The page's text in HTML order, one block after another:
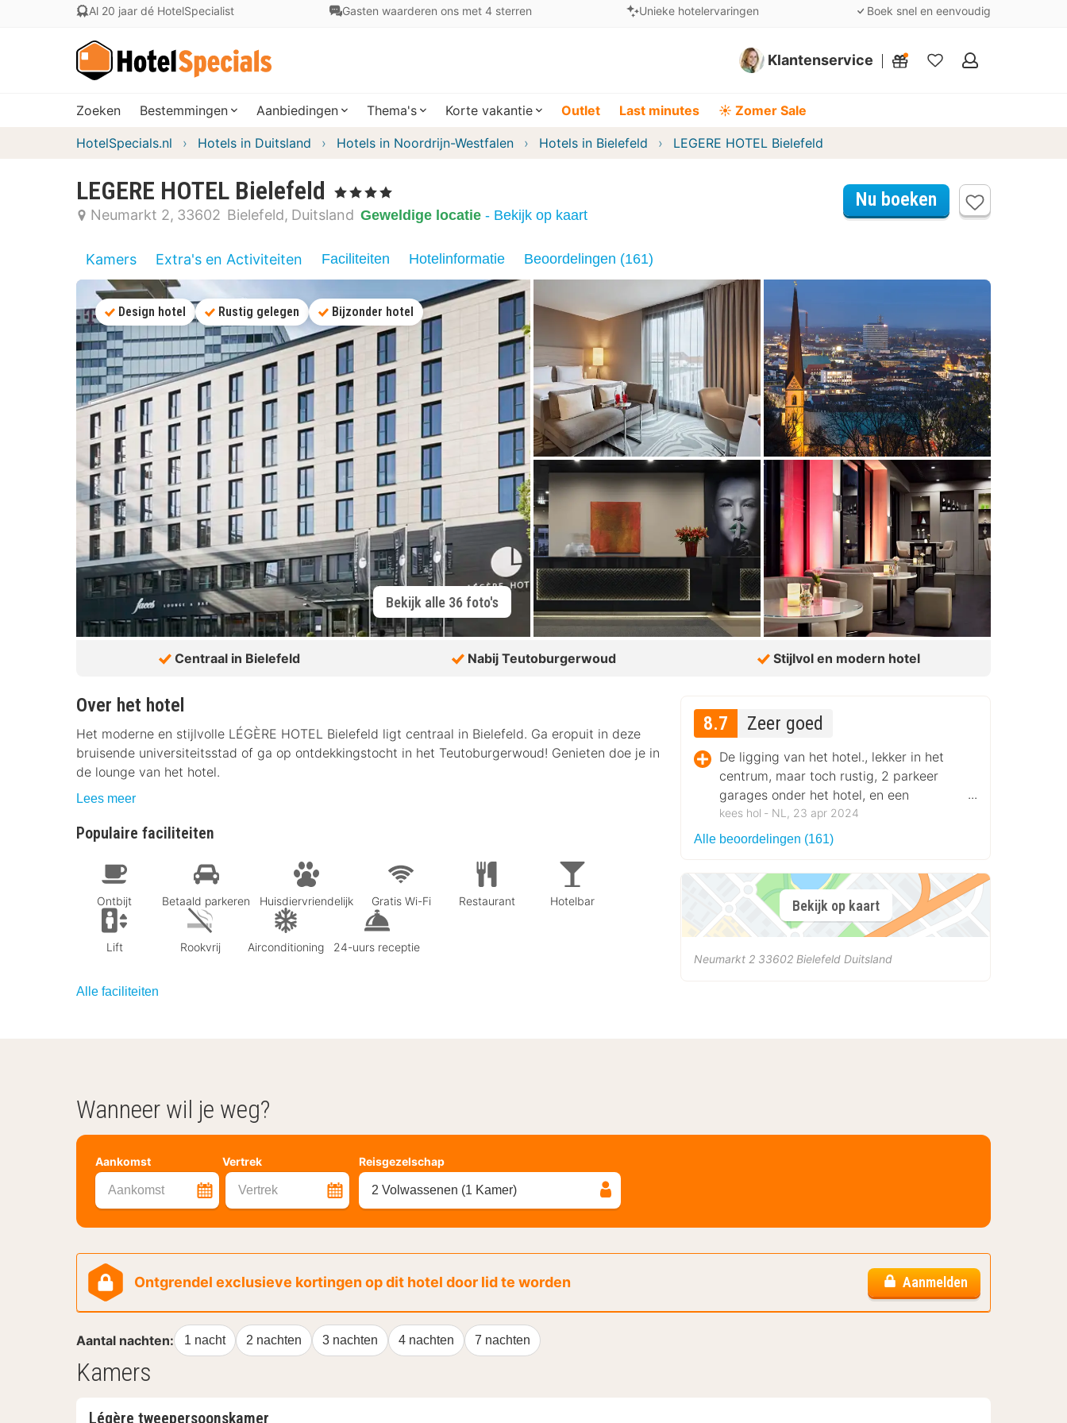
Al 20 jaar dé HotelSpecialist Gasten waarderen ons met 4 sterren Unieke hotelervaringen Boek snel en eenvoudig
Klantenservice
Mijn
Zoeken Bestemmingen Aanbiedingen Thema's Korte vakantie Outlet Last minutes ☀️ Zomer Sale
HotelSpecials.nl Hotels in Duitsland Hotels in Noordrijn-Westfalen Hotels in Bielefeld LEGERE HOTEL Bielefeld
LEGERE HOTEL Bielefeld , 4 Sterren
Neumarkt 2 33602 Bielefeld Duitsland Geweldige locatie - Bekijk op kaart
Nu boeken
Kamers Extra's en Activiteiten Faciliteiten Hotelinformatie Beoordelingen (161)
Bekijk alle 36 foto's
Design hotel Rustig gelegen Bijzonder hotel
Centraal in Bielefeld Nabij Teutoburgerwoud Stijlvol en modern hotel
Over het hotel
Het moderne en stijlvolle LÉGÈRE HOTEL Bielefeld ligt centraal in Bielefeld. Ga eropuit in deze
bruisende universiteitsstad of ga op ontdekkingstocht in het Teutoburgerwoud! Genieten doe je in
de lounge van het hotel.
Lees meer
Populaire faciliteiten
Ontbijt Betaald parkeren Huisdiervriendelijk Gratis Wi-Fi Restaurant Hotelbar
Lift Rookvrij Airconditioning 24-uurs receptie
Alle faciliteiten
8.7 Zeer goed
De ligging van het hotel., lekker in het
centrum, maar toch rustig, 2 parkeer
garages onder het hotel, en een
buitenparkeerplaats met hek buiten.
kees hol ‐ NL, 23 apr 2024
Alle beoordelingen (161)
Bekijk op kaart
Neumarkt 2 33602 Bielefeld Duitsland
Wanneer wil je weg?
Aankomst Vertrek
Aankomst Vertrek
Reisgezelschap
2 Volwassenen (1 Kamer)
Ontgrendel exclusieve kortingen op dit hotel door lid te worden Aanmelden
Aantal nachten: 1 nacht 2 nachten 3 nachten 4 nachten 7 nachten
Kamers
Légère tweepersoonskamer